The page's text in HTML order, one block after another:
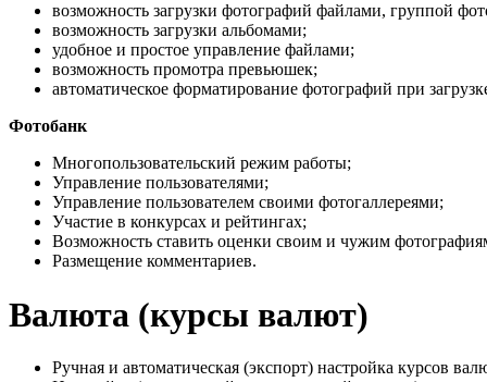
возможность загрузки фотографий файлами, группой
возможность загрузки альбомами;
удобное и простое управление файлами;
возможность промотра превьюшек;
автоматическое форматирование фотографий при
Фотобанк
Многопользовательский режим работы;
Управление пользователями;
Управление пользователем своими фотогаллереями;
Участие в конкурсах и рейтингах;
Возможность ставить оценки своим и чужим
Размещение комментариев.
Валюта (курсы валют)
Ручная и автоматическая (экспорт) настройка курсов